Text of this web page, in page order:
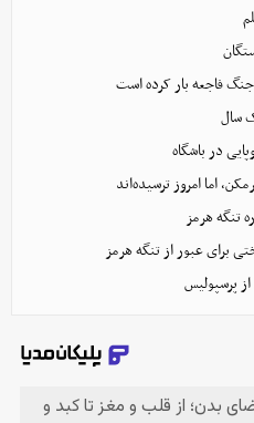
جنگ فاجعه بار کرده است
سال
در باشگاه
اما امروز ترسیده‌اند
تنگه هرمز
برای عبور از تنگه هرمز
پرسپولیس